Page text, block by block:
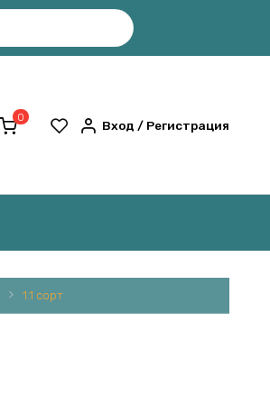
0
Вход / Регистрация
1.1 сорт